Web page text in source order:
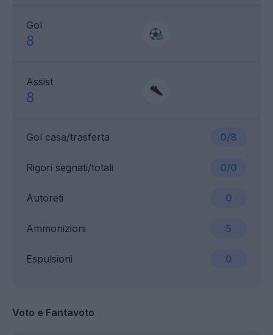
Gol
8
Assist
8
Gol casa/trasferta 0/8
Ammonizioni 5
Rigori segnati/totali 0/0
Espulsioni 0
Autoreti 0
Voto e Fantavoto